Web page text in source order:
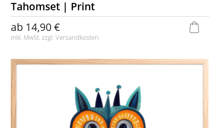
Tahomset | Print
ab 14,90 €
inkl. MwSt. zzgl.Versandkosten